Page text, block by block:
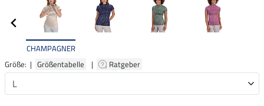
CHAMPAGNER
Größe: | Größentabelle | Ratgeber